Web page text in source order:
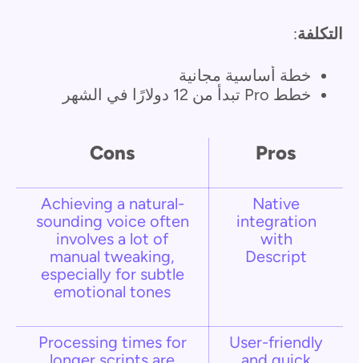
التكلفة:
خطة أساسية مجانية
خطط Pro تبدأ من 12 دولارًا في الشهر
Pros
Cons
Native
integration
with
Descript
Achieving a natural-
sounding voice often
involves a lot of
manual tweaking,
especially for subtle
emotional tones
User-friendly
Processing times for